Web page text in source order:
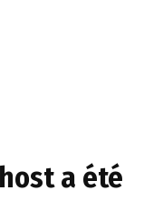
a été